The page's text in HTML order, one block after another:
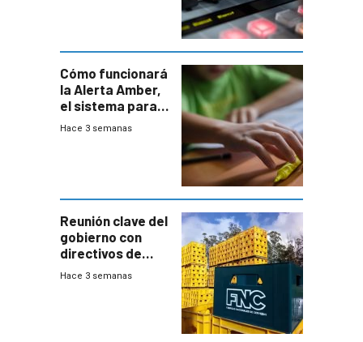
Cómo funcionará
la Alerta Amber,
el sistema para
la búsqueda
Hace 3 semanas
Reunión clave del
gobierno con
directivos de
Fábricas
Hace 3 semanas